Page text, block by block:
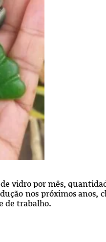
vidro por mês,
nos próximos anos,
de trabalho.